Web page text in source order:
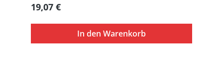
Regulärer Preis:
19,07 €
In den Warenkorb